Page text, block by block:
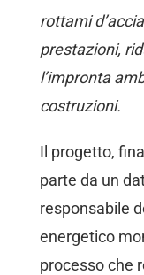
rottami
prestazioni,
l’impronta
costruzioni.
Il progetto,
parte da un
responsabile
energetico
processo che